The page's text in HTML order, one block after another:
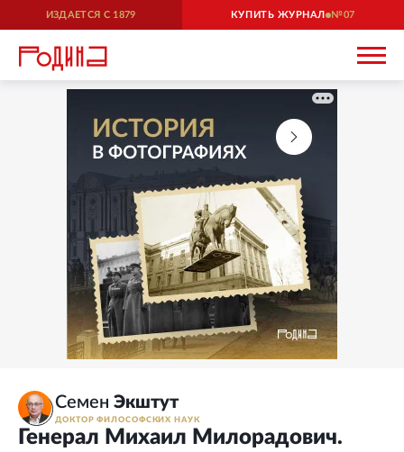
ИЗДАЕТСЯ С 1879 КУПИТЬ ЖУРНАЛ 07
Семен Экштут
ДОКТОР ФИЛОСОФСКИХ НАУК
Генерал Михаил Милорадович.